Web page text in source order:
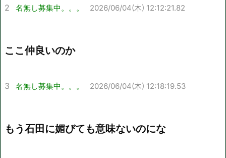
2 名無し募集中。。。 2026/06/04(木) 12:12:21.82
ここ仲良いのか
3 名無し募集中。。。 2026/06/04(木) 12:18:19.53
もう石田に媚びても意味ないのにな